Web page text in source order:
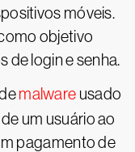
móveis.
objetivo
de login e senha.
malware usado
um usuário ao
pagamento de